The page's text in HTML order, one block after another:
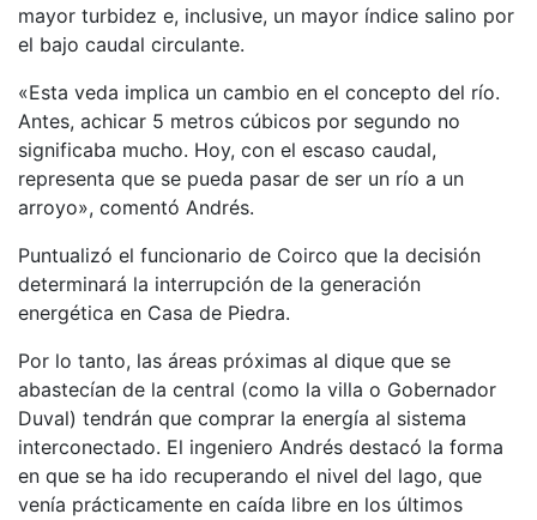
mayor turbidez e, inclusive, un mayor índice salino por
el bajo caudal circulante.
«Esta veda implica un cambio en el concepto del río.
Antes, achicar 5 metros cúbicos por segundo no
significaba mucho. Hoy, con el escaso caudal,
representa que se pueda pasar de ser un río a un
arroyo», comentó Andrés.
Puntualizó el funcionario de Coirco que la decisión
determinará la interrupción de la generación
energética en Casa de Piedra.
Por lo tanto, las áreas próximas al dique que se
abastecían de la central (como la villa o Gobernador
Duval) tendrán que comprar la energía al sistema
interconectado. El ingeniero Andrés destacó la forma
en que se ha ido recuperando el nivel del lago, que
venía prácticamente en caída libre en los últimos